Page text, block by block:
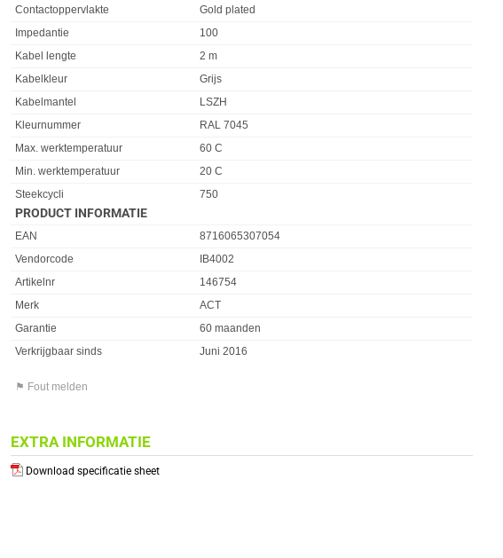
Contactoppervlakte
Gold plated
Impedantie
100
Kabel lengte
2 m
Kabelkleur
Grijs
Kabelmantel
LSZH
Kleurnummer
RAL 7045
Max. werktemperatuur
60 C
Min. werktemperatuur
20 C
Steekcycli
750
PRODUCT INFORMATIE
EAN
8716065307054
Vendorcode
IB4002
Artikelnr
146754
Merk
ACT
Garantie
60 maanden
Verkrijgbaar sinds
Juni 2016
⚑ Fout melden
EXTRA INFORMATIE
Download specificatie sheet